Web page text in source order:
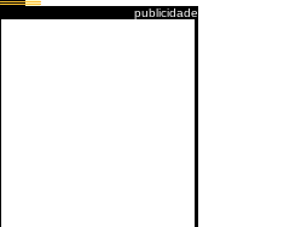
publicidade